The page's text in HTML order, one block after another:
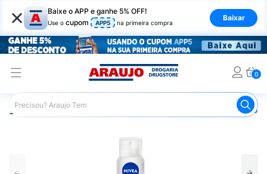
× Baixe o APP e ganhe 5% OFF!
Use o cupom APP5 na primeira compra
Baixar
0
Araujo Dermocosméticos Dermocosméticos para o